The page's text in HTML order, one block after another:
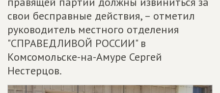
свои бесправные действия, – отметил
руководитель местного отделения
"СПРАВЕДЛИВОЙ РОССИИ" в
Комсомольске-на-Амуре Сергей
Нестерцов.